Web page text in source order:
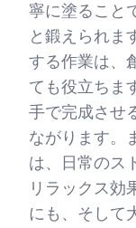
寧に塗ること
と鍛えられま
する作業は、
ても役立ちま
手で完成させ
ながります。
は、日常のス
リラックス効
にも、そして